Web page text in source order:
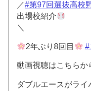
／#第97回選抜高校
出場校紹介
＼
2年ぶり8回目 #
動画視聴はこちらか
ダブルエースがラ